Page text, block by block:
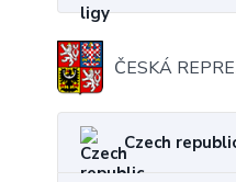
ČESKÁ
Czech